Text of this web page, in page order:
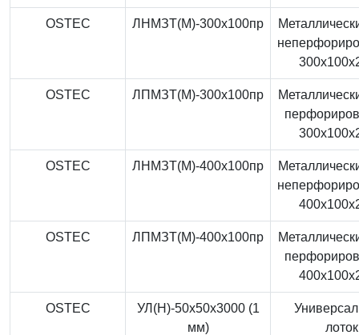
OSTEC ЛНМЗТ(М)-300x100пр
OSTEC ЛПМЗТ(М)-300x100пр
OSTEC ЛНМЗТ(М)-400x100пр
OSTEC ЛПМЗТ(М)-400x100пр
OSTEC
УЛ(Н)-50x50x3000 (1
мм)
лоток